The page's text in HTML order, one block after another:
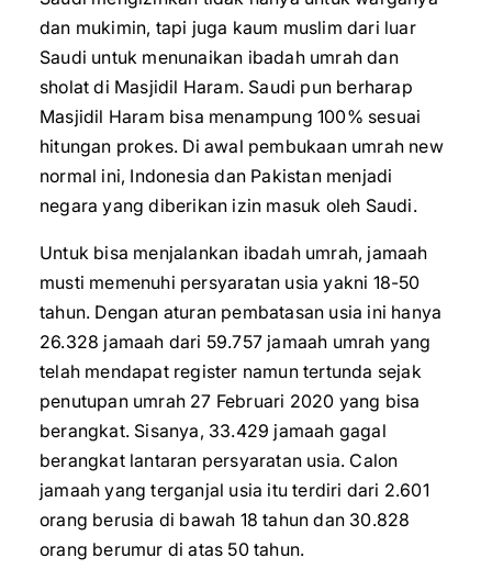
dan mukimin, tapi juga kaum muslim dari luar
Saudi untuk menunaikan ibadah umrah dan
sholat di Masjidil Haram. Saudi pun berharap
Masjidil Haram bisa menampung 100% sesuai
hitungan prokes. Di awal pembukaan umrah new
normal ini, Indonesia dan Pakistan menjadi
negara yang diberikan izin masuk oleh Saudi.
Untuk bisa menjalankan ibadah umrah, jamaah
musti memenuhi persyaratan usia yakni 18-50
tahun. Dengan aturan pembatasan usia ini hanya
26.328 jamaah dari 59.757 jamaah umrah yang
telah mendapat register namun tertunda sejak
penutupan umrah 27 Februari 2020 yang bisa
berangkat. Sisanya, 33.429 jamaah gagal
berangkat lantaran persyaratan usia. Calon
jamaah yang terganjal usia itu terdiri dari 2.601
orang berusia di bawah 18 tahun dan 30.828
orang berumur di atas 50 tahun.